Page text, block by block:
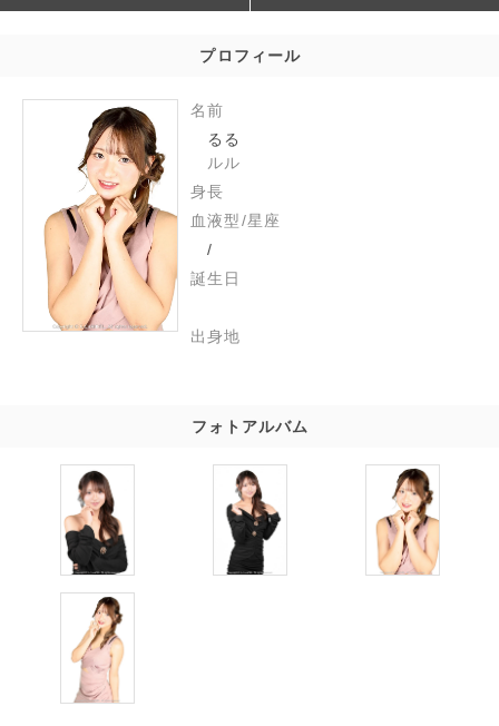
プロフィール
名前
るる
ルル
身長
血液型/星座
/
誕生日
出身地
フォトアルバム